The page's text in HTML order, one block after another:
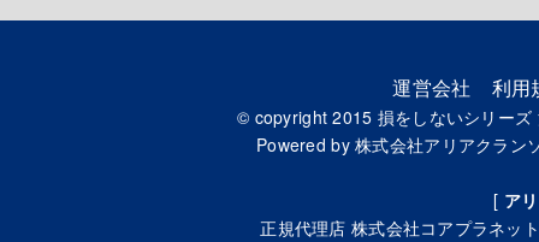
運営会社 利用
© copyright 2015 損をしないシリー
Powered by株式会社アリアクラン
[ ア
正規代理店 株式会社コアプラネッ